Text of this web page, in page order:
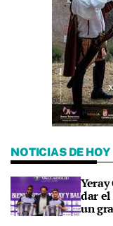
NOTICIAS DE HOY
dar el
un